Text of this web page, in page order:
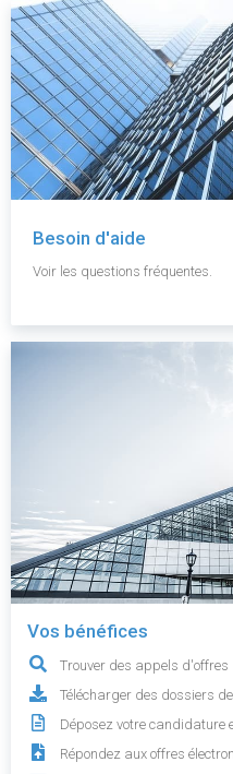
Besoin d'aide
Voir les questions fréquentes.
Vos bénéfices
Trouver des appels d'offres
Télécharger des dossiers
Déposez votre candidature
Répondez aux offres